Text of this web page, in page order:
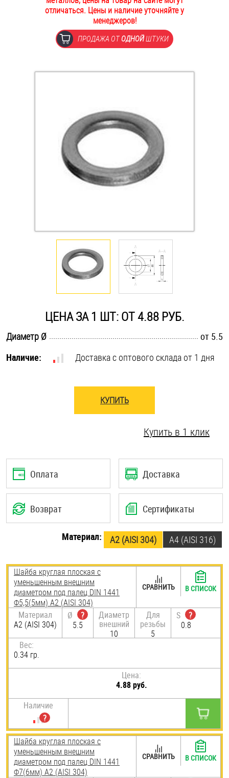
ОПЛАТА И ДОСТАВКА
НАШИ МАГАЗИНЫ
Дюбели
Заклепки (Гайки-Заклепки)
Инструмент
Крюки, кольца с метрической резьбой
Оснастка и аксессуары для яхт
Саморезы и шурупы
Стопорные кольца
Шплинты
Штифты и пальцы
отличаться. Цены и наличие уточняйте у
менеджеров!
ПРОДАЖА ОТОДНОЙШТУКИ
ЦЕНА ЗА 1 ШТ: ОТ 4.88 РУБ.
Диаметр Ø
от 5.5
Наличие:
Доставка с оптового склада от 1 дня
КУПИТЬ
Купить в 1 клик
Оплата Доставка
Возврат Сертификаты
Материал: А2 (AISI 304) A4 (AISI 316)
Шайба круглая плоская с
уменьшенным внешним
диаметром под палец DIN 1441
Ф5,5(5мм) А2 (AISI 304)
Материал
А2 (AISI 304)
Ø
?
5.5
Диаметр
внешний
10
Для
резьбы
5
S
?
0.8
Вес:
0.34 гр.
Цена:
4.88 руб.
Наличие
СРАВНИТЬ В СПИСОК
Шайба круглая плоская с
уменьшенным внешним
диаметром под палец DIN 1441
Ф7(6мм) А2 (AISI 304)
СРАВНИТЬ В СПИСОК